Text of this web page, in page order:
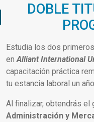
DOBLE
Estudia los dos
enAlliant International
capacitación práctica
tu estancia laboral un
Al finalizar, obtendrás el
Administración y